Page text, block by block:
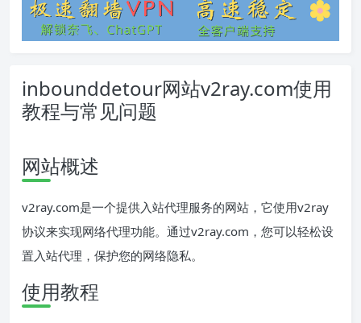
inbounddetour网站v2ray.com使用
教程与常见问题
网站概述
v2ray.com是一个提供入站代理服务的网站，它使用v2ray
协议来实现网络代理功能。通过v2ray.com，您可以轻松设
置入站代理，保护您的网络隐私。
使用教程